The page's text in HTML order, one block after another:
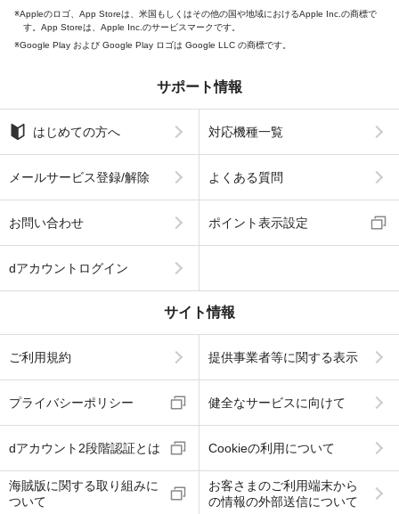
Appleのロゴ、App Storeは、米国もしくはその他の国や地域におけるApple Inc.の商標で
す。App Storeは、Apple Inc.のサービスマークです。
Google Play および Google Play ロゴは Google LLC の商標です。
サポート情報
はじめての方へ 対応機種一覧
メールサービス登録/解除 よくある質問
お問い合わせ ポイント表示設定
dアカウントログイン
サイト情報
ご利用規約 提供事業者等に関する表示
プライバシーポリシー 健全なサービスに向けて
dアカウント2段階認証とは Cookieの利用について
海賊版に関する取り組みに
ついて
お客さまのご利用端末から
の情報の外部送信について